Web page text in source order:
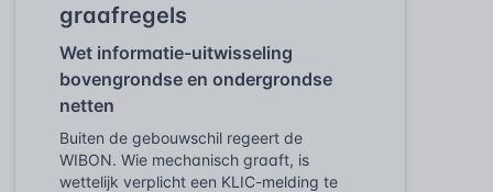
graafregels
Wet informatie-uitwisseling
bovengrondse en ondergrondse
netten
Buiten de gebouwschil regeert de
WIBON. Wie mechanisch graaft, is
wettelijk verplicht een KLIC-melding te